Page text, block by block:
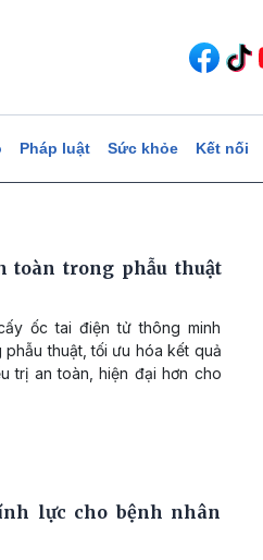
Pháp luật Sức khỏe Kết nối
toàn trong phẫu thuật
ốc tai điện tử thông minh
thuật, tối ưu hóa kết quả
trị an toàn, hiện đại hơn cho
lực cho bệnh nhân